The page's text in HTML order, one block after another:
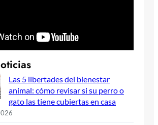
Las 5 libertades del bienestar
animal: cómo revisar si su perro o
gato las tiene cubiertas en casa